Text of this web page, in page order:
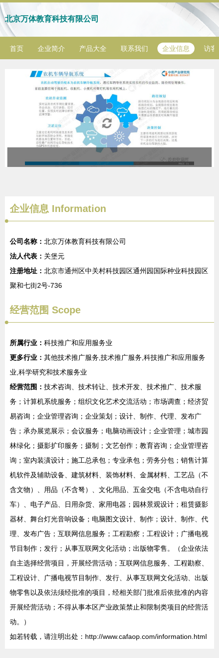
北京万体教育科技有限公司
首页 企业简介 产品大全 联系我们 企业信息 访客
企业信息 Information
公司名称： 北京万体教育科技有限公司
法人代表： 关堡元
注册地址： 北京市通州区中关村科技园区通州园国际种业科技园区
聚和七街2号-736
经营范围 Scope
所属行业： 科技推广和应用服务业
更多行业： 其他技术推广服务,技术推广服务,科技推广和应用服务
业,科学研究和技术服务业
经营范围： 技术咨询、技术转让、技术开发、技术推广、技术服
务；计算机系统服务；组织文化艺术交流活动；市场调查；经济贸
易咨询；企业管理咨询；企业策划；设计、制作、代理、发布广
告；承办展览展示；会议服务；电脑动画设计；企业管理；城市园
林绿化；摄影扩印服务；摄制；文艺创作；教育咨询；企业管理咨
询；室内装潢设计；施工总承包；专业承包；劳务分包；销售计算
机软件及辅助设备、建筑材料、装饰材料、金属材料、工艺品（不
含文物）、用品（不含弩）、文化用品、五金交电（不含电动自行
车）、电子产品、日用杂货、家用电器；园林景观设计；租赁摄影
器材、舞台灯光音响设备；电脑图文设计、制作；设计、制作、代
理、发布广告；互联网信息服务；工程勘察；工程设计；广播电视
节目制作；发行；从事互联网文化活动；出版物零售。（企业依法
自主选择经营项目，开展经营活动；互联网信息服务、工程勘察、
工程设计、广播电视节目制作、发行、从事互联网文化活动、出版
物零售以及依法须经批准的项目，经相关部门批准后依批准的内容
开展经营活动；不得从事本区产业政策禁止和限制类项目的经营活
动。）
如若转载，请注明出处：http://www.cafaop.com/information.html